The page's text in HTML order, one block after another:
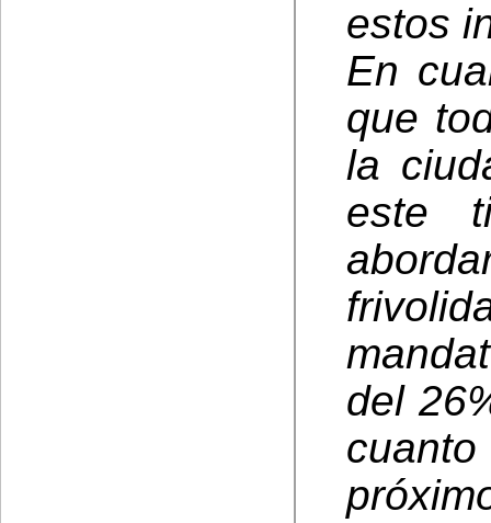
estos
En
que
la
este
del